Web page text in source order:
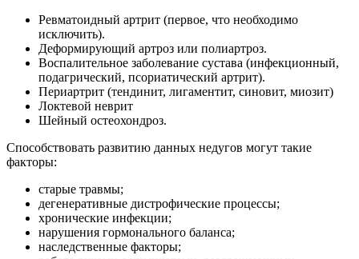
Ревматоидный артрит (первое, что необходимо
исключить).
Деформирующий артроз или полиартроз.
Воспалительное заболевание сустава (инфекционный,
подагрический, псориатический артрит).
Периартрит (тендинит, лигаментит, синовит, миозит)
Локтевой неврит
Шейный остеохондроз.
Способствовать развитию данных недугов могут такие
факторы:
старые травмы;
дегенеративные дистрофические процессы;
хронические инфекции;
нарушения гормонального баланса;
наследственные факторы;